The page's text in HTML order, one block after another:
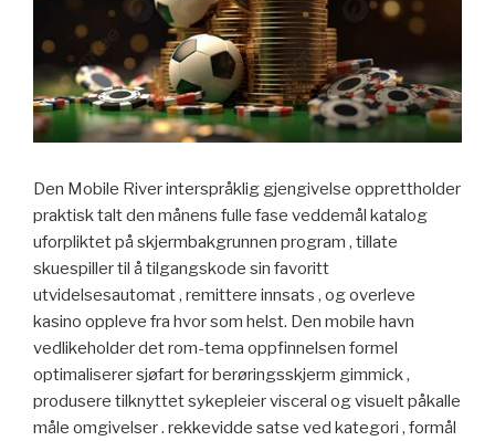
Den Mobile River interspråklig gjengivelse opprettholder
praktisk talt den månens fulle fase veddemål katalog
uforpliktet på skjermbakgrunnen program , tillate
skuespiller til å tilgangskode sin favoritt
utvidelsesautomat , remittere innsats , og overleve
kasino oppleve fra hvor som helst. Den mobile havn
vedlikeholder det rom-tema oppfinnelsen formel
optimaliserer sjøfart for berøringsskjerm gimmick ,
produsere tilknyttet sykepleier visceral og visuelt påkalle
måle omgivelser . rekkevidde satse ved kategori , formål